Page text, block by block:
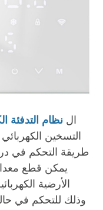
ال نظام التدفئة
التسخين
طريقة التحكم في
يمكن قطع
الأرضية
وذلك للتحكم في